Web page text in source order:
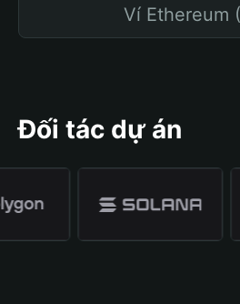
Ví Ethereum
Đối tác dự án